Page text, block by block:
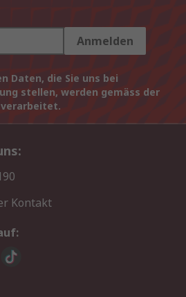
Anmelden
Daten, die Sie uns bei
stellen, werden gemäss der
verarbeitet.
Kontakt